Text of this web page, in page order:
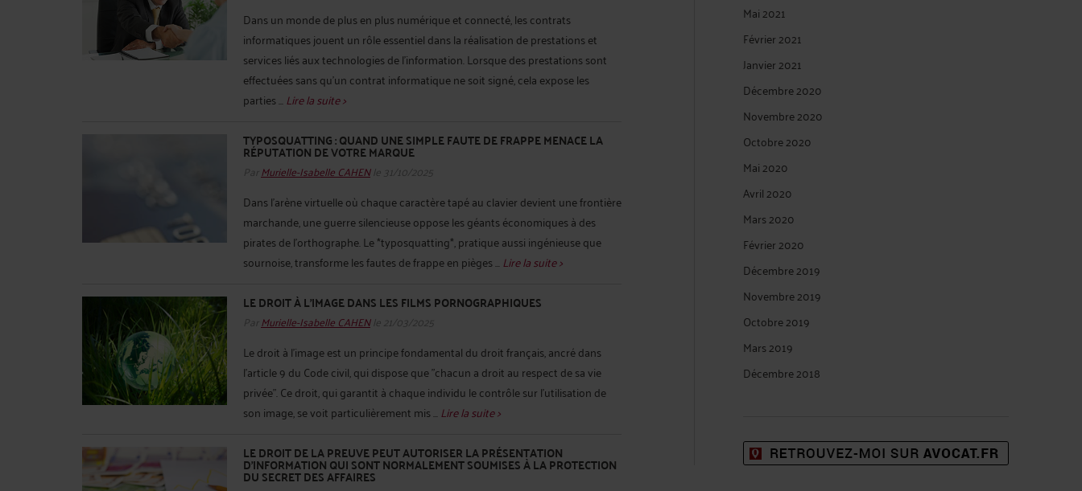
Dans un monde de plus en plus numérique et connecté, les contrats
informatiques jouent un rôle essentiel dans la réalisation de prestations et
services liés aux technologies de l'information. Lorsque des prestations sont
effectuées sans qu'un contrat informatique ne soit signé, cela expose les
parties ...Lire la suite >
TYPOSQUATTING : QUAND UNE SIMPLE FAUTE DE FRAPPE MENACE LA
RÉPUTATION DE VOTRE MARQUE
Par Murielle-Isabelle CAHENle 31/10/2025
Dans l’arène virtuelle où chaque caractère tapé au clavier devient une frontière
marchande, une guerre silencieuse oppose les géants économiques à des
pirates de l’orthographe. Le *typosquatting*, pratique aussi ingénieuse que
sournoise, transforme les fautes de frappe en pièges ...Lire la suite >
LE DROIT À L’IMAGE DANS LES FILMS PORNOGRAPHIQUES
Par Murielle-Isabelle CAHENle 21/03/2025
Le droit à l’image est un principe fondamental du droit français, ancré dans
l'article 9 du Code civil, qui dispose que "chacun a droit au respect de sa vie
privée". Ce droit, qui garantit à chaque individu le contrôle sur l'utilisation de
son image, se voit particulièrement mis ...Lire la suite >
LE DROIT DE LA PREUVE PEUT AUTORISER LA PRÉSENTATION
D’INFORMATION QUI SONT NORMALEMENT SOUMISES À LA PROTECTION
DU SECRET DES AFFAIRES
Mai 2021
Février 2021
Janvier 2021
Décembre 2020
Novembre 2020
Octobre 2020
Mai 2020
Avril 2020
Mars 2020
Février 2020
Décembre 2019
Novembre 2019
Octobre 2019
Mars 2019
Décembre 2018